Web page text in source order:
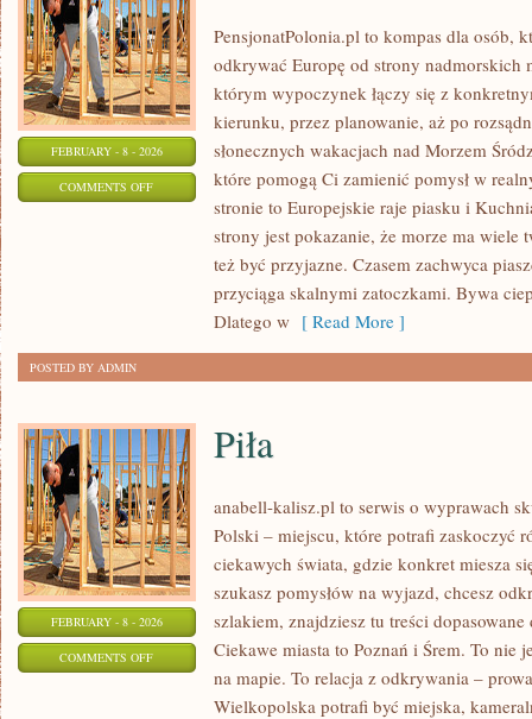
FEBRUARY - 8 - 2026
COMMENTS OFFON
PensjonatPolonia.pl to kompas dla osób,
odkrywać Europę od strony nadmorskich
którym wypoczynek łączy się z
kierunku, przez planowanie, aż po
słonecznych wakacjach nad Morzem
które pomogą Ci zamienić pomysł w
stronie to Europejskie raje piasku i
strony jest pokazanie, że morze ma wiele
też być przyjazne. Czasem zachwyca
przyciąga skalnymi zatoczkami. Bywa
Dlatego w [ Read More ]
POSTED BY ADMIN
FEBRUARY - 8 - 2026
COMMENTS OFFON
Piła
anabell-kalisz.pl to serwis o wyprawach
Polski – miejscu, które potrafi zaskoczyć
ciekawych świata, gdzie konkret miesza
szukasz pomysłów na wyjazd, chcesz
szlakiem, znajdziesz tu treści
Ciekawe miasta to Poznań i Śrem. To nie
na mapie. To relacja z odkrywania –
Wielkopolska potrafi być miejska,